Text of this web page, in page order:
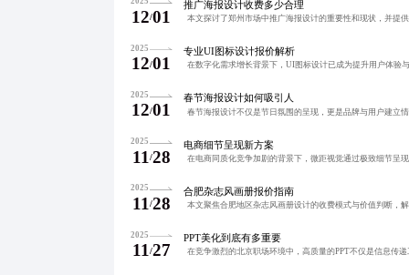
12/01
推广海报设计收费多少合理
2025
12/01
专业UI图标设计报价解析
2025
12/01
春节海报设计如何吸引人
2025
11 /28
电商细节呈现新方案
2025
11 /28
合肥杂志风画册报价指南
2025
11 /27
PPT美化到底有多重要